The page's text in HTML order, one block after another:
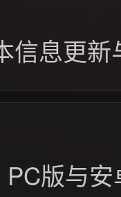
信息更
版与